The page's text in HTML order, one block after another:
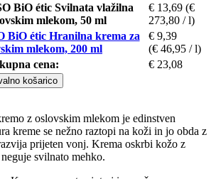
BiO étic Svilnata vlažilna
mlekom, 50 ml
€ 13,69 (€
273,80 / l)
BiO étic Hranilna krema za
mlekom, 200 ml
€ 9,39
(€ 46,95 / l)
cena:
€ 23,08
košarico
z oslovskim mlekom je edinstven
kreme se nežno raztopi na koži in jo obda z
prijeten vonj. Krema oskrbi kožo z
svilnato mehko.